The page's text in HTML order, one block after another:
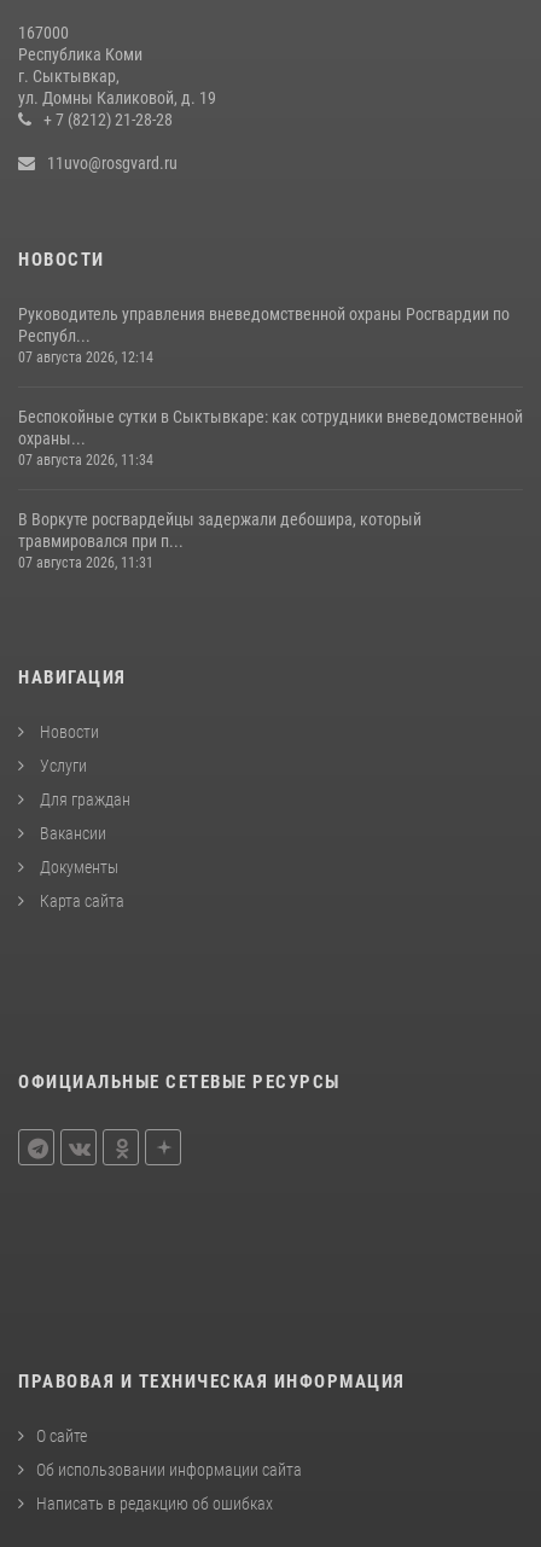
В Воркуте росгвардейцы задержали дебошира, который
травмировался при попытке взлома
07 августа 2026, 11:31
167000
Республика Коми
г. Сыктывкар,
ул. Домны Каликовой, д. 19
+ 7 (8212) 21-28-28
11uvo@rosgvard.ru
НОВОСТИ
Руководитель управления вневедомственной охраны Росгвардии по
Республ...
07 августа 2026, 12:14
Беспокойные сутки в Сыктывкаре: как сотрудники вневедомственной
охраны...
07 августа 2026, 11:34
В Воркуте росгвардейцы задержали дебошира, который
травмировался при п...
07 августа 2026, 11:31
НАВИГАЦИЯ
Новости
Услуги
Для граждан
Вакансии
Документы
Карта сайта
ОФИЦИАЛЬНЫЕ СЕТЕВЫЕ РЕСУРСЫ
ПРАВОВАЯ И ТЕХНИЧЕСКАЯ ИНФОРМАЦИЯ
О сайте
Об использовании информации сайта
Написать в редакцию об ошибках